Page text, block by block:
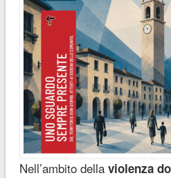
Nell’ambito della violenza